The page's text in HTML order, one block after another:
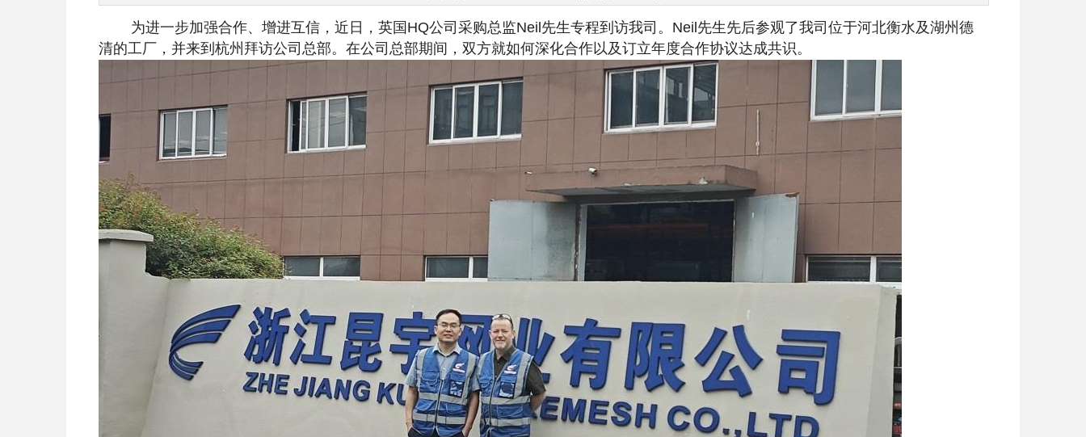
为进一步加强合作、增进互信，近日，英国HQ公司采购总监Neil先生专程到访我司。Neil先生先后参观了我司位于河北衡水及湖州德
清的工厂，并来到杭州拜访公司总部。在公司总部期间，双方就如何深化合作以及订立年度合作协议达成共识。